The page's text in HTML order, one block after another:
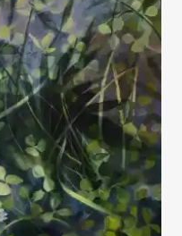
rakovgallery.ru